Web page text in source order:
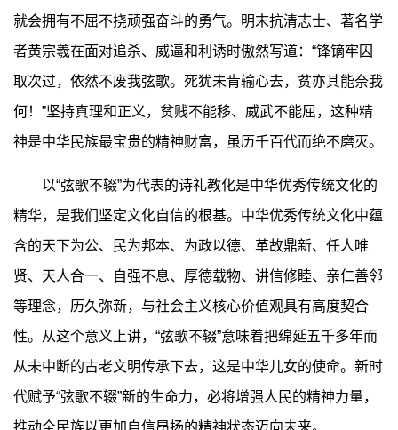
就会拥有不屈不挠顽强奋斗的勇气。明末抗清志士、著名学
者黄宗羲在面对追杀、威逼和利诱时傲然写道：“锋镝牢囚
取次过，依然不废我弦歌。死犹未肯输心去，贫亦其能奈我
何！”坚持真理和正义，贫贱不能移、威武不能屈，这种精
神是中华民族最宝贵的精神财富，虽历千百代而绝不磨灭。
以“弦歌不辍”为代表的诗礼教化是中华优秀传统文化的
精华，是我们坚定文化自信的根基。中华优秀传统文化中蕴
含的天下为公、民为邦本、为政以德、革故鼎新、任人唯
贤、天人合一、自强不息、厚德载物、讲信修睦、亲仁善邻
等理念，历久弥新，与社会主义核心价值观具有高度契合
性。从这个意义上讲，“弦歌不辍”意味着把绵延五千多年而
从未中断的古老文明传承下去，这是中华儿女的使命。新时
代赋予“弦歌不辍”新的生命力，必将增强人民的精神力量，